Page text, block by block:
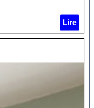
Lire